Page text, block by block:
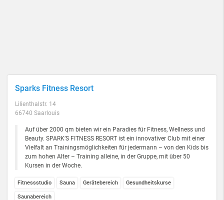
Sparks Fitness Resort
Lilienthalstr. 14
66740 Saarlouis
Auf über 2000 qm bieten wir ein Paradies für Fitness, Wellness und
Beauty. SPARK’S FITNESS RESORT ist ein innovativer Club mit einer
Vielfalt an Trainingsmöglichkeiten für jedermann – von den Kids bis
zum hohen Alter – Training alleine, in der Gruppe, mit über 50
Kursen in der Woche.
Fitnessstudio Sauna Gerätebereich Gesundheitskurse
Saunabereich